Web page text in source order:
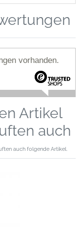
vorhanden.
Artikel
auch
auch folgende Artikel.